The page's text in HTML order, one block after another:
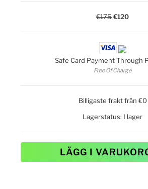
€175€120
Safe Card Payment Through
Free Of Charge
Billigaste frakt från €0
Lagerstatus: I lager
LÄGG I